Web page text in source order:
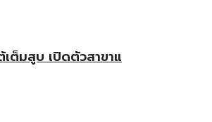
เต็มสูบ เปิดตัวสาขาแ